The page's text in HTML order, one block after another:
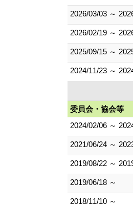
2026/03/03 ～
2026/02/19 ～
2025/09/15 ～
2024/11/23 ～
委員会・協会等
2024/02/06 ～
2021/06/24 ～
2019/08/22 ～
2019/06/18 ～
2018/11/10 ～